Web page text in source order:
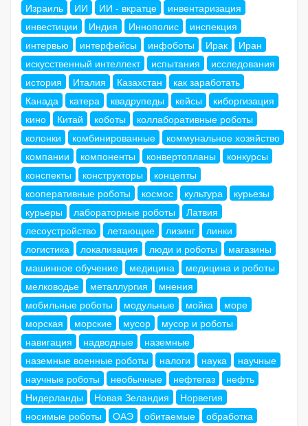
Израиль
ИИ ИИ - вкратце
инвентаризация
инвестиции
Индия Иннополис
инспекция
интервью
интерфейсы инфоботы Ирак
Иран
искусственный интеллект
испытания
исследования
история
Италия Казахстан
как заработать
Канада
катера квадрупеды кейсы
киборгизация
кино
Китай коботы
коллаборативные роботы
колонки
комбинированные
коммунальное хозяйство
компании
компоненты конвертопланы
конкурсы
конспекты
конструкторы
концепты
кооперативные роботы
космос культура
курьезы
курьеры
лабораторные роботы
Латвия
лесоустройство
летающие лизинг
линки
логистика
локализация люди и роботы
магазины
машинное обучение
медицина
медицина и роботы
мелководье
металлургия
мнения
мобильные роботы
модульные мойка
море
морская
морские мусор
мусор и роботы
навигация
надводные
наземные
наземные военные роботы
налоги наука
научные
научные роботы
необычные нефтегаз
нефть
Нидерланды
Новая Зеландия
Норвегия
носимые роботы
ОАЭ обитаемые
обработка